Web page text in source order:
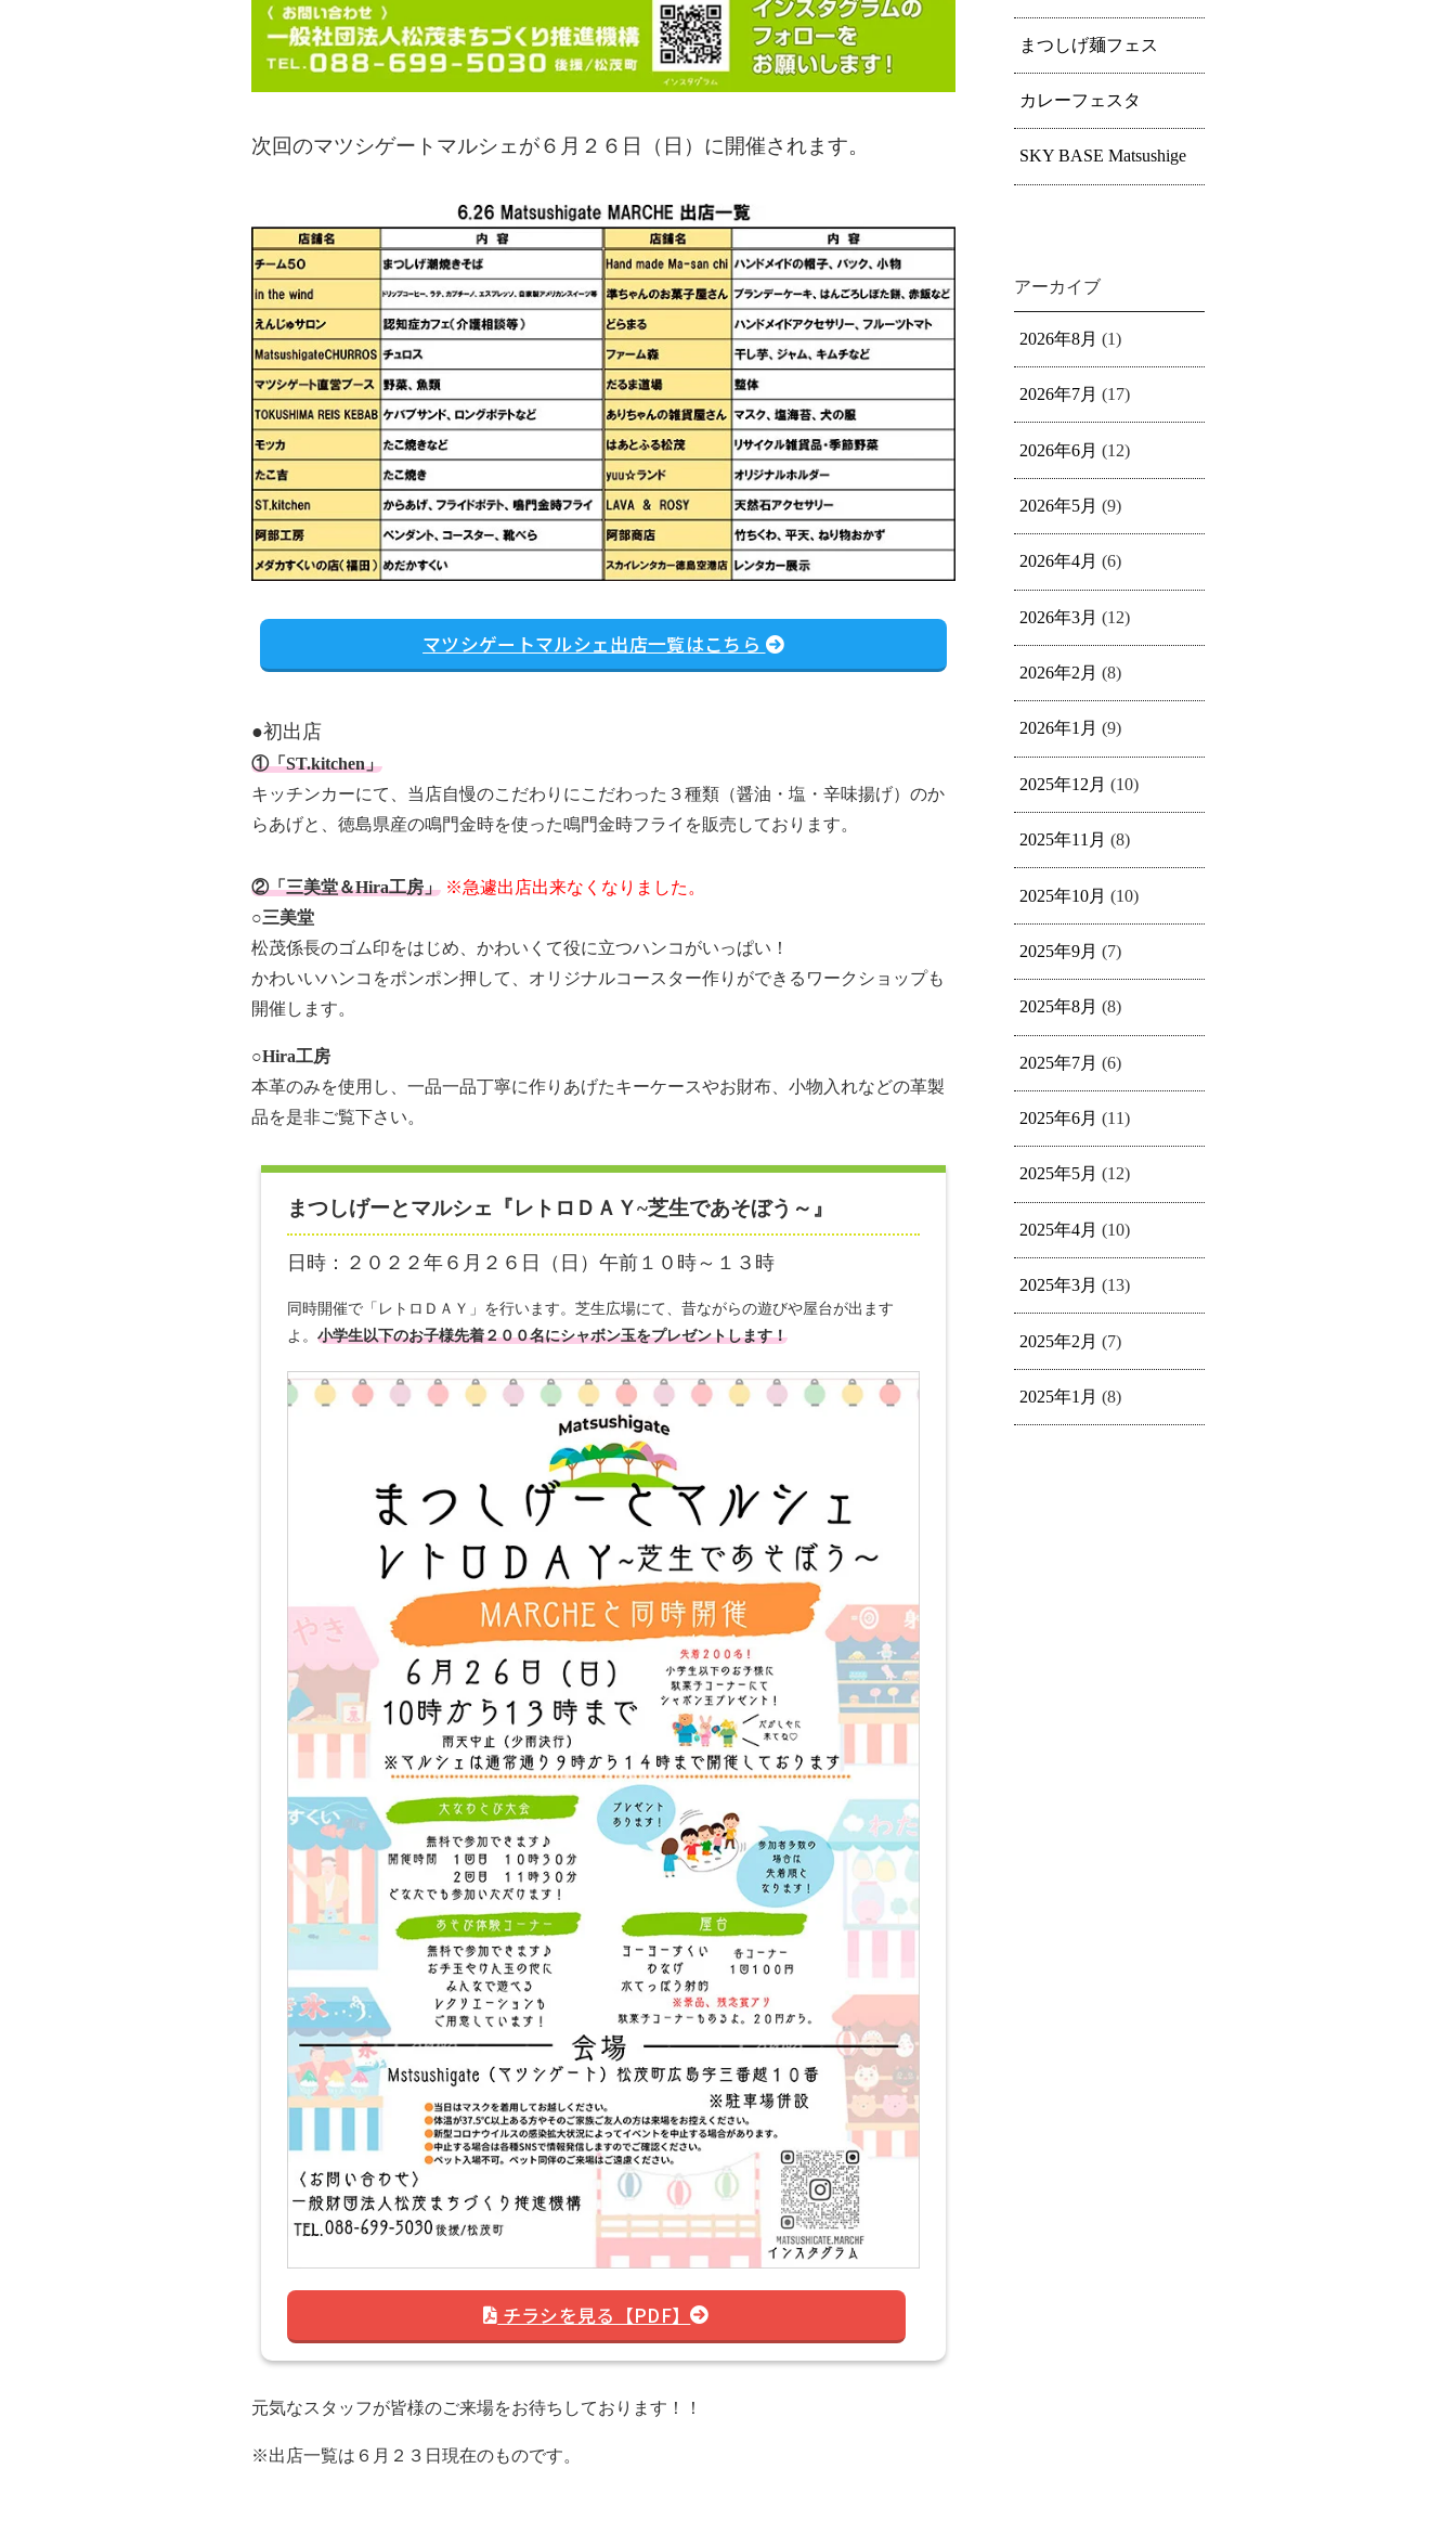
次回のマツシゲートマルシェが６月２６日（日）に開催されます。
マツシゲートマルシェ出店一覧はこちら
●初出店
①「ST.kitchen」
キッチンカーにて、当店自慢のこだわりにこだわった３種類（醤油・塩・辛味揚げ）のか
らあげと、徳島県産の鳴門金時を使った鳴門金時フライを販売しております。
②「三美堂＆Hira工房」 ※急遽出店出来なくなりました。
○三美堂
松茂係長のゴム印をはじめ、かわいくて役に立つハンコがいっぱい！
かわいいハンコをポンポン押して、オリジナルコースター作りができるワークショップも
開催します。
○Hira工房
本革のみを使用し、一品一品丁寧に作りあげたキーケースやお財布、小物入れなどの革製
品を是非ご覧下さい。
まつしげーとマルシェ『レトロＤＡＹ~芝生であそぼう～』
日時：２０２２年６月２６日（日）午前１０時～１３時
同時開催で「レトロＤＡＹ」を行います。芝生広場にて、昔ながらの遊びや屋台が出ます
よ。 小学生以下のお子様先着２００名にシャボン玉をプレゼントします！
チラシを見る【PDF】
元気なスタッフが皆様のご来場をお待ちしております！！
※出店一覧は６月２３日現在のものです。
まつしげ麺フェス
カレーフェスタ
SKY BASE Matsushige
アーカイブ
2026年8月 (1)
2026年7月 (17)
2026年6月 (12)
2026年5月 (9)
2026年4月 (6)
2026年3月 (12)
2026年2月 (8)
2026年1月 (9)
2025年12月 (10)
2025年11月 (8)
2025年10月 (10)
2025年9月 (7)
2025年8月 (8)
2025年7月 (6)
2025年6月 (11)
2025年5月 (12)
2025年4月 (10)
2025年3月 (13)
2025年2月 (7)
2025年1月 (8)